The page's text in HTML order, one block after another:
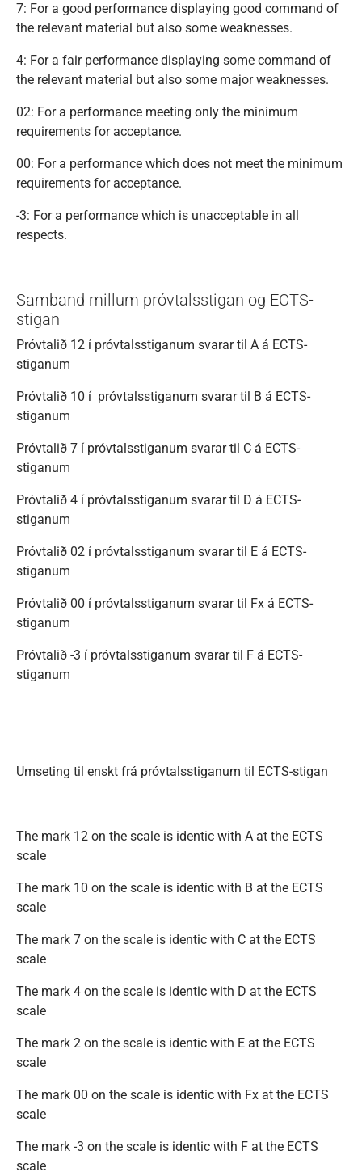
7: For a good performance displaying good command of
the relevant material but also some weaknesses.
4: For a fair performance displaying some command of
the relevant material but also some major weaknesses.
02: For a performance meeting only the minimum
requirements for acceptance.
00: For a performance which does not meet the minimum
requirements for acceptance.
-3: For a performance which is unacceptable in all
respects.
Samband millum próvtalsstigan og ECTS-
stigan
Próvtalið 12 í próvtalsstiganum svarar til A á ECTS-
stiganum
Próvtalið 10 í próvtalsstiganum svarar til B á ECTS-
stiganum
Próvtalið 7 í próvtalsstiganum svarar til C á ECTS-
stiganum
Próvtalið 4 í próvtalsstiganum svarar til D á ECTS-
stiganum
Próvtalið 02 í próvtalsstiganum svarar til E á ECTS-
stiganum
Próvtalið 00 í próvtalsstiganum svarar til Fx á ECTS-
stiganum
Próvtalið -3 í próvtalsstiganum svarar til F á ECTS-
stiganum
Umseting til enskt frá próvtalsstiganum til ECTS-stigan
The mark 12 on the scale is identic with A at the ECTS
scale
The mark 10 on the scale is identic with B at the ECTS
scale
The mark 7 on the scale is identic with C at the ECTS
scale
The mark 4 on the scale is identic with D at the ECTS
scale
The mark 2 on the scale is identic with E at the ECTS
scale
The mark 00 on the scale is identic with Fx at the ECTS
scale
The mark -3 on the scale is identic with F at the ECTS
scale